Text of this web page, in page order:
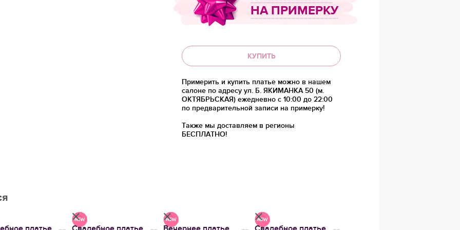
НА ПРИМЕРКУ
КУПИТЬ
Примерить и купить платье можно в нашем
салоне по адресу ул. Б. ЯКИМАНКА 50 (м.
ОКТЯБРЬСКАЯ) ежедневно с 10:00 до 22:00
по предварительной записи на примерку!
Также мы доставляем в регионы
БЕСПЛАТНО!